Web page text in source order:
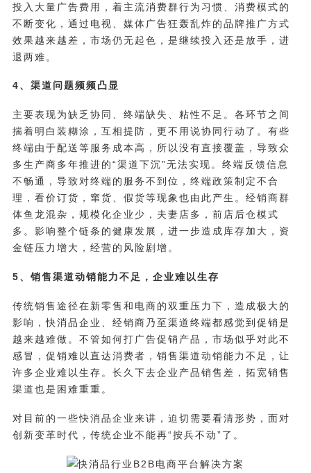
投入大量广告费用，着主流消费群行为习惯、消费模式的
不断变化，通过电视、媒体广告狂轰乱炸的品牌推广方式
效果越来越差，市场仍无起色，是继续投入还是放手，进
退两难。
4、渠道问题频频凸显
主要表现为缺乏协同、终端缺失、粘性不足。各环节之间
揣着明白装糊涂，互相提防，更不用说协同行动了。有些
终端由于配送等服务成本高，所以没有直接覆盖，导致众
多生产商多年推进的“渠道下沉”无法实现。终端反馈信息
不畅通，导致对终端的服务不到位，终端政策制定不合
理，看价订货，窜货、假货等现象也由此产生。经销商群
体鱼龙混杂，规模化企业少，夫妻店多，前店后仓模式
多。影响整个链条的健康发展，进一步造成库存加大，资
金链压力增大，经营的风险剧增。
5、销售渠道动销能力不足，企业难以生存
传统销售途径在新零售和电商的双重压力下，造成极大的
影响，快消品企业、经销商乃至渠道终端都感觉到促销是
越来越难做。不管如何打广告促销产品，市场似乎对此不
感冒，促销难以直达消费者，销售渠道动销能力不足，让
许多企业难以生存。长久下去企业产品销售差，拓宽销售
渠道也是困难重重。
对目前的一些快消品企业来讲，迫切需要看清形势，面对
创新变革时代，传统企业不能再“按兵不动”了。